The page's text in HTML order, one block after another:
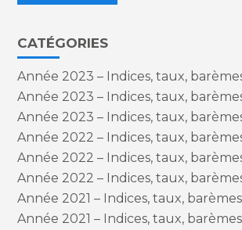
CATÉGORIES
Année 2023 – Indices, taux,
Année 2023 – Indices, taux,
Année 2023 – Indices, taux,
Année 2022 – Indices, taux,
Année 2022 – Indices, taux,
Année 2022 – Indices, taux,
Année 2021 – Indices, taux,
Année 2021 – Indices, taux,